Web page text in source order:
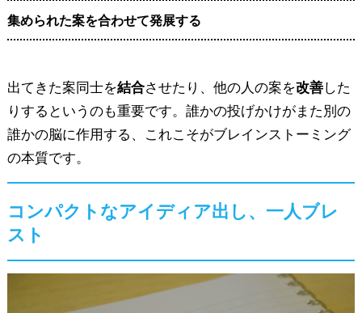
集められた案を合わせて発展する
出てきた案同士を結合させたり、他の人の案を改善した
りするというのも重要です。誰かの投げかけがまた別の
誰かの脳に作用する、これこそがブレインストーミング
の本質です。
コンパクトなアイディア出し、一人ブレ
スト